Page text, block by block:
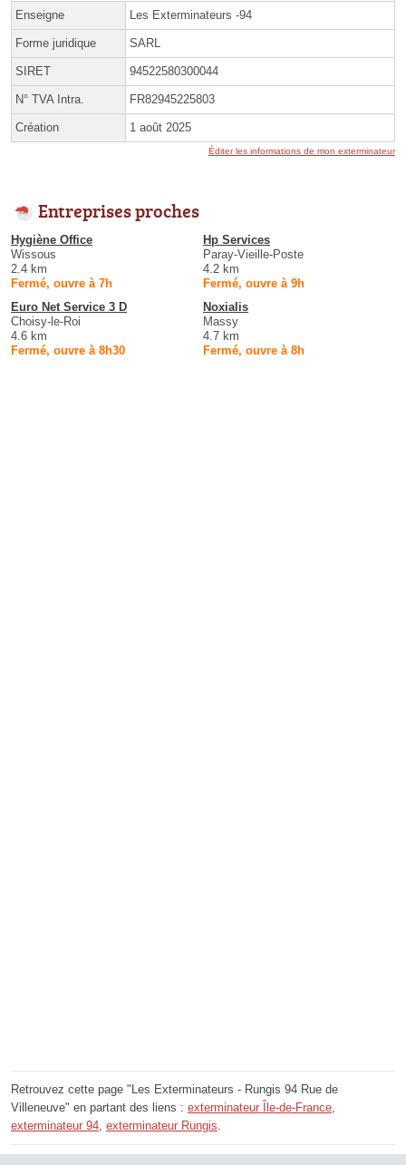
Enseigne Les Exterminateurs -94
Forme juridique SARL
SIRET 94522580300044
N° TVA Intra. FR82945225803
Création 1 août 2025
Éditer les informations de mon exterminateur
Entreprises proches
Hygiène Office
Wissous
2.4 km
Fermé, ouvre à 7h
Hp Services
Paray-Vieille-Poste
4.2 km
Fermé, ouvre à 9h
Euro Net Service 3 D
Choisy-le-Roi
4.6 km
Fermé, ouvre à 8h30
Noxialis
Massy
4.7 km
Fermé, ouvre à 8h
Retrouvez cette page "Les Exterminateurs - Rungis 94 Rue de
Villeneuve" en partant des liens : exterminateur Île-de-France
exterminateur 94 exterminateur Rungis